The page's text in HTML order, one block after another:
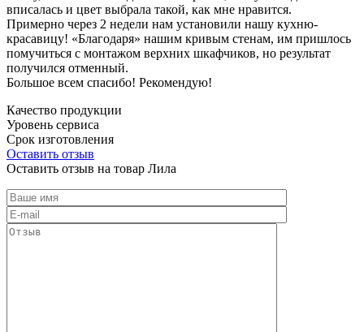
вписалась и цвет выбрала такой, как мне нравится.
Примерно через 2 недели нам установили нашу кухню-
красавицу! «Благодаря» нашим кривым стенам, им пришлось
помучиться с монтажом верхних шкафчиков, но результат
получился отменный.
Большое всем спасибо! Рекомендую!
Качество продукции
Уровень сервиса
Срок изготовления
Оставить отзыв
Оставить отзыв на товар Лила